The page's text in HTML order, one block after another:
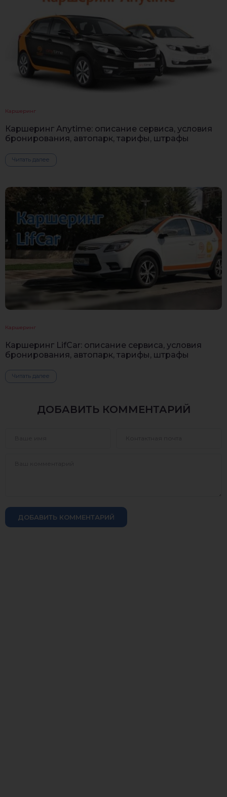
Каршеринг
Каршеринг Anytime: описание сервиса, условия
бронирования, автопарк, тарифы, штрафы
Читать далее
Каршеринг
Каршеринг LifCar: описание сервиса, условия
бронирования, автопарк, тарифы, штрафы
Читать далее
ДОБАВИТЬ КОММЕНТАРИЙ
ДОБАВИТЬ КОММЕНТАРИЙ